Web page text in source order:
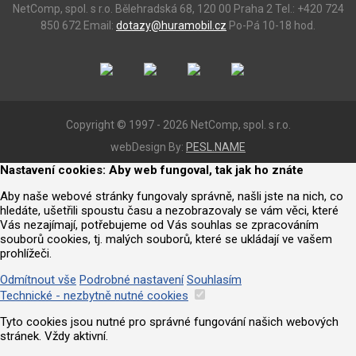
NetComp, spol. s r.o. Bělehradská 68, 120 00 Praha 2 Tel.: +420 724
850 672 Email: dotazy@huramobil.cz Po-Pá 10-18 hod.
Copyright © 1997 - 2026 NetComp, spol. s r.o.
webDesign By: PESL.NAME
Nastavení cookies: Aby web fungoval, tak jak ho znáte
Aby naše webové stránky fungovaly správně, našli jste na nich, co
hledáte, ušetřili spoustu času a nezobrazovaly se vám věci, které
Vás nezajímají, potřebujeme od Vás souhlas se zpracováním
souborů cookies, tj. malých souborů, které se ukládají ve vašem
prohlížeči.
Odmítnout vše Podrobné nastavení Souhlasím
Technické - nezbytně nutné cookies
Tyto cookies jsou nutné pro správné fungování našich webových
stránek. Vždy aktivní.